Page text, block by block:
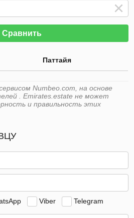
Сравнить
Паттайя
Numbeo.com, на основе
. Emirates.estate не может
и правильность этих
Viber Telegram